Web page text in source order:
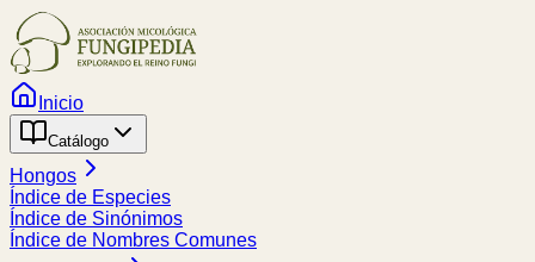
Inicio
Catálogo
Hongos
Índice de Especies
Índice de Sinónimos
Índice de Nombres Comunes